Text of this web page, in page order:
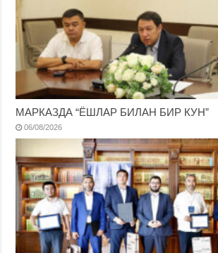
МАРКАЗДА “ЁШЛАР БИЛАН БИР КУН”
06/08/2026